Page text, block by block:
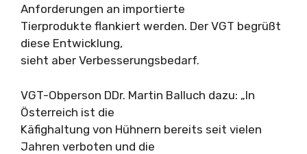
Anforderungen an importierte
Tierprodukte flankiert werden. Der VGT begrüßt
diese Entwicklung,
sieht aber Verbesserungsbedarf.
VGT-Obperson DDr. Martin Balluch dazu: „In
Österreich ist die
Käfighaltung von Hühnern bereits seit vielen
Jahren verboten und die